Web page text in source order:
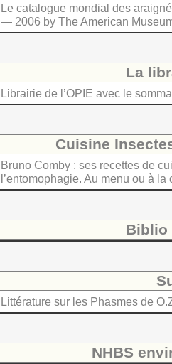
Le catalogue mondial des
— 2006 by The American
La
Librairie de l’OPIE avec le
Cuisine
Bruno Comby : ses recettes de
l’entomophagie. Au menu ou à la
Biblio
Littérature sur les Phasmes de
NHBS